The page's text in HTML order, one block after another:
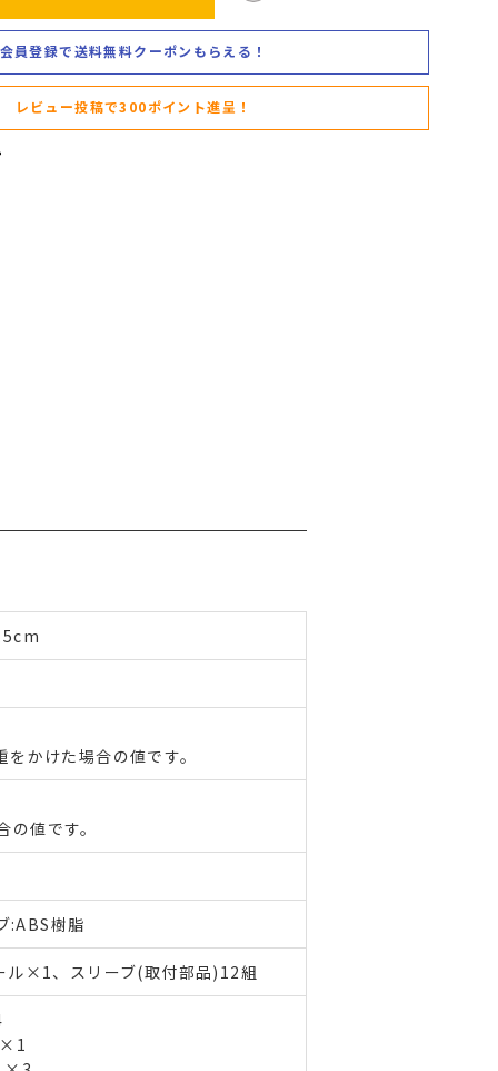
会員登録で送料無料クーポンもらえる！
レビュー投稿で300ポイント進呈！
かけた場合の値です。
値です。
:ABS樹脂
×1、スリーブ(取付部品)12組